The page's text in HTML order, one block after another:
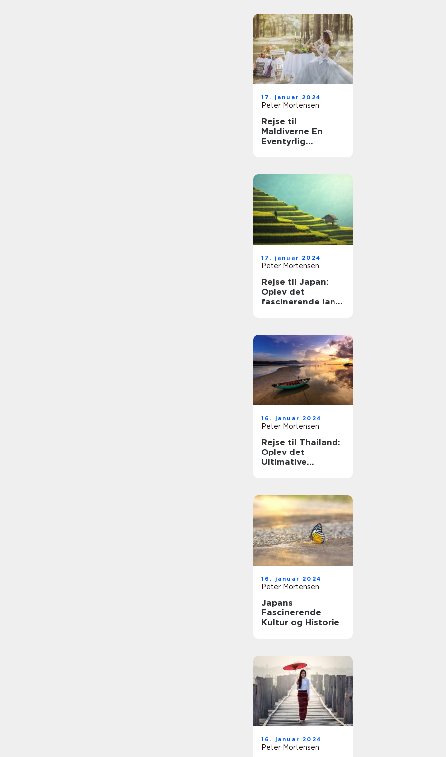
17. januar 2024
Peter Mortensen
Rejse til
Maldiverne En
Eventyrlig
17. januar 2024
Peter Mortensen
Rejse til Japan:
Oplev det
fascinerende land
moderne
innovation
16. januar 2024
Peter Mortensen
Rejse til Thailand:
Oplev det
Ultimative
16. januar 2024
Peter Mortensen
Japans
Fascinerende
Kultur og Historie
16. januar 2024
Peter Mortensen